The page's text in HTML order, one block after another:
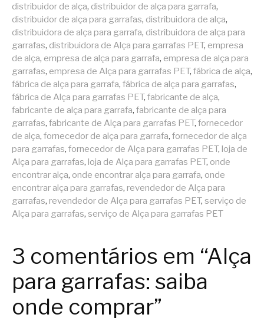
distribuidor de alça, distribuidor de alça para garrafa,
distribuidor de alça para garrafas, distribuidora de alça,
distribuidora de alça para garrafa, distribuidora de alça para
garrafas, distribuidora de Alça para garrafas PET, empresa
de alça, empresa de alça para garrafa, empresa de alça para
garrafas, empresa de Alça para garrafas PET, fábrica de alça,
fábrica de alça para garrafa, fábrica de alça para garrafas,
fábrica de Alça para garrafas PET, fabricante de alça,
fabricante de alça para garrafa, fabricante de alça para
garrafas, fabricante de Alça para garrafas PET, fornecedor
de alça, fornecedor de alça para garrafa, fornecedor de alça
para garrafas, fornecedor de Alça para garrafas PET, loja de
Alça para garrafas, loja de Alça para garrafas PET, onde
encontrar alça, onde encontrar alça para garrafa, onde
encontrar alça para garrafas, revendedor de Alça para
garrafas, revendedor de Alça para garrafas PET, serviço de
Alça para garrafas, serviço de Alça para garrafas PET
3 comentários em “Alça
para garrafas: saiba
onde comprar”